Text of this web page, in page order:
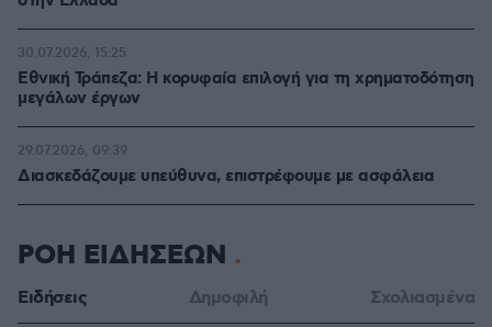
Εθνική Τράπεζα: Η κορυφαία επιλογή για τη χρηματοδότηση
μεγάλων έργων
30.07.2026, 15:25
Διασκεδάζουμε υπεύθυνα, επιστρέφουμε με ασφάλεια
29.07.2026, 09:39
ΡΟΗ ΕΙΔΗΣΕΩΝ
Ειδήσεις Δημοφιλή Σχολιασμένα